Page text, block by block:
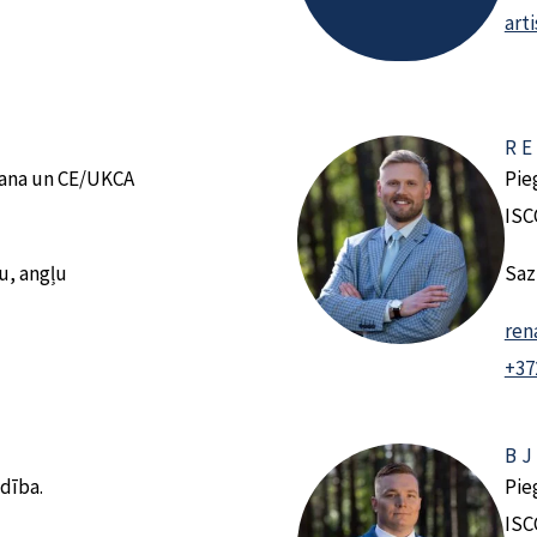
un CE/UKCA
angļu